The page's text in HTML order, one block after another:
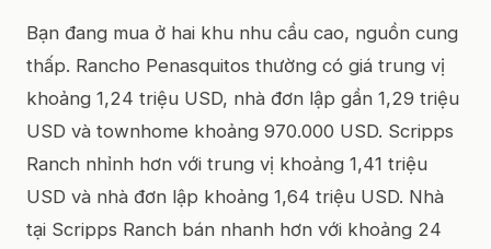
Bạn đang mua ở hai khu nhu cầu cao, nguồn cung
thấp. Rancho Penasquitos thường có giá trung vị
khoảng 1,24 triệu USD, nhà đơn lập gần 1,29 triệu
USD và townhome khoảng 970.000 USD. Scripps
Ranch nhỉnh hơn với trung vị khoảng 1,41 triệu
USD và nhà đơn lập khoảng 1,64 triệu USD. Nhà
tại Scripps Ranch bán nhanh hơn với khoảng 24